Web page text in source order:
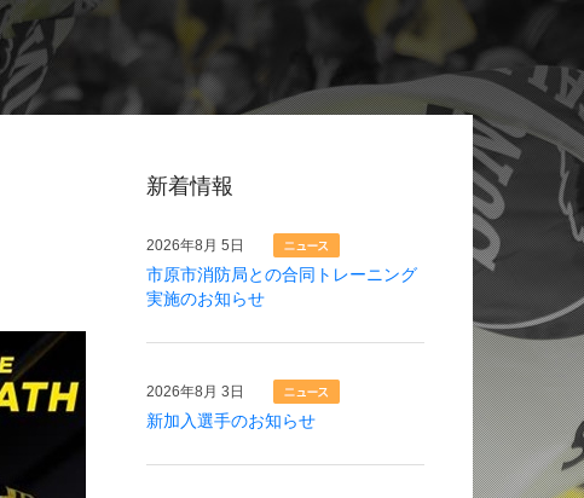
新着情報
2026年8月 5日
市原市消防局との合同トレーニング
実施のお知らせ
2026年8月 3日
新加入選手のお知らせ